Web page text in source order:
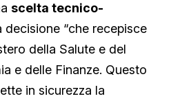
scelta tecnico-
decisione “che recepisce
della Salute e del
e delle Finanze. Questo
in sicurezza la